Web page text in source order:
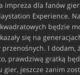
impreza dla fanów
Experience.
będzie
się na
I dodam,
prawdziwą gratką
gier, jeszcze zanim